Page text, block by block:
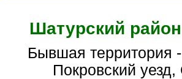
Шатурский
Бывшая территория - Владимирская губерния,
Покровский